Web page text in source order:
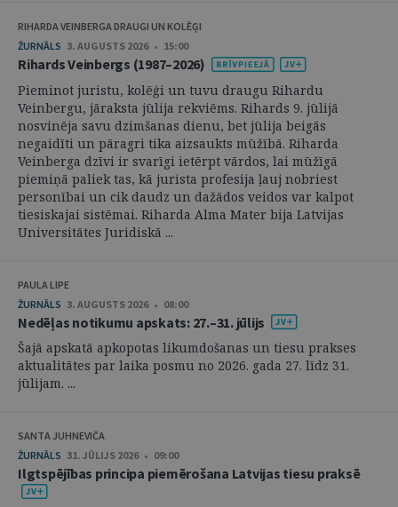
RIHARDA VEINBERGA DRAUGI UN KOLĒĢI
ŽURNĀLS 3. AUGUSTS 2026 • 15:00
Rihards Veinbergs (1987–2026)
Pieminot juristu, kolēģi un tuvu draugu Rihardu
Veinbergu, jāraksta jūlija rekviēms. Rihards 9. jūlijā
nosvinēja savu dzimšanas dienu, bet jūlija beigās
negaidīti un pāragri tika aizsaukts mūžībā. Riharda
Veinberga dzīvi ir svarīgi ietērpt vārdos, lai mūžīgā
piemiņā paliek tas, kā jurista profesija ļauj nobriest
personībai un cik daudz un dažādos veidos var kalpot
tiesiskajai sistēmai. Riharda Alma Mater bija Latvijas
Universitātes Juridiskā ...
PAULA LIPE
ŽURNĀLS 3. AUGUSTS 2026 • 08:00
Nedēļas notikumu apskats: 27.–31. jūlijs
Šajā apskatā apkopotas likumdošanas un tiesu prakses
aktualitātes par laika posmu no 2026. gada 27. līdz 31.
jūlijam. ...
SANTA JUHNEVIČA
ŽURNĀLS 31. JŪLIJS 2026 • 09:00
Ilgtspējības principa piemērošana Latvijas tiesu praksē